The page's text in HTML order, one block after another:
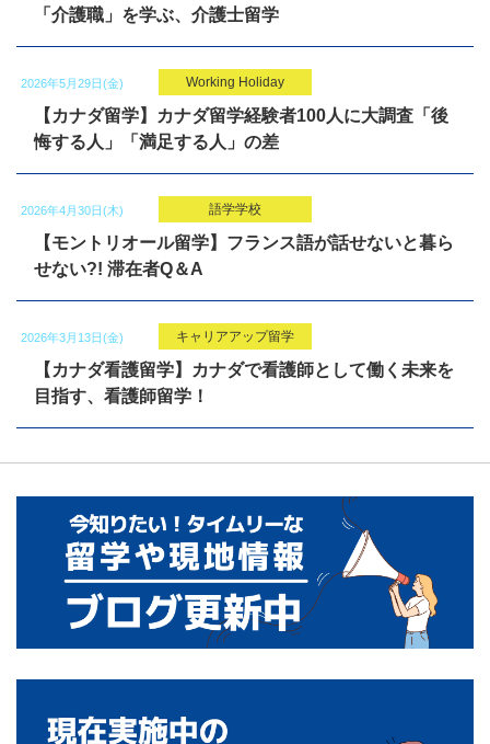
「介護職」を学ぶ、介護士留学
2026年5月29日(金) Working Holiday
【カナダ留学】カナダ留学経験者100人に大調査「後
悔する人」「満足する人」の差
2026年4月30日(木) 語学学校
【モントリオール留学】フランス語が話せないと暮ら
せない?! 滞在者Q＆A
2026年3月13日(金) キャリアアップ留学
【カナダ看護留学】カナダで看護師として働く未来を
目指す、看護師留学！